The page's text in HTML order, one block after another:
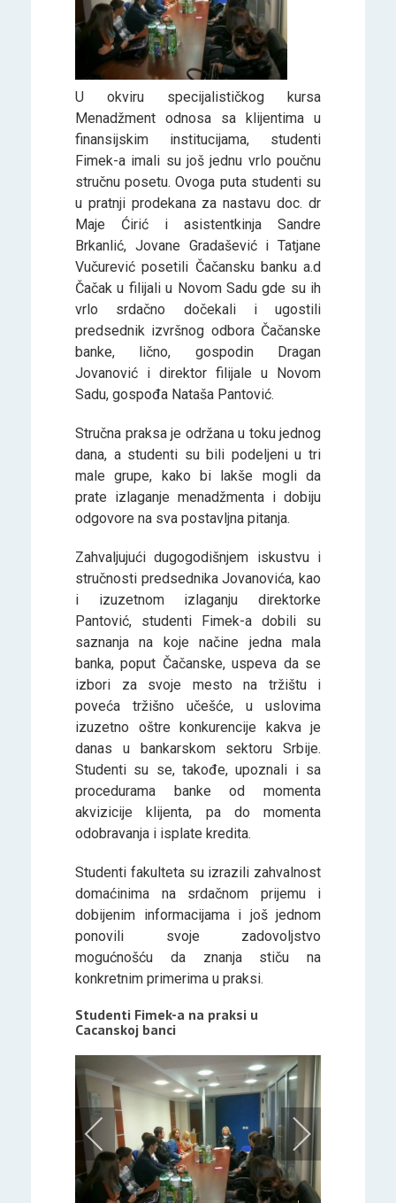
U okviru specijalističkog kursa
Menadžment odnosa sa klijentima u
finansijskim institucijama, studenti
Fimek-a imali su još jednu vrlo poučnu
stručnu posetu. Ovoga puta studenti su
u pratnji prodekana za nastavu doc. dr
Maje Ćirić i asistentkinja Sandre
Brkanlić, Jovane Gradašević i Tatjane
Vučurević posetili Čačansku banku a.d
Čačak u filijali u Novom Sadu gde su ih
vrlo srdačno dočekali i ugostili
predsednik izvršnog odbora Čačanske
banke, lično, gospodin Dragan
Jovanović i direktor filijale u Novom
Sadu, gospođa Nataša Pantović.
Stručna praksa je održana u toku jednog
dana, a studenti su bili podeljeni u tri
male grupe, kako bi lakše mogli da
prate izlaganje menadžmenta i dobiju
odgovore na sva postavljna pitanja.
Zahvaljujući dugogodišnjem iskustvu i
stručnosti predsednika Jovanovića, kao
i izuzetnom izlaganju direktorke
Pantović, studenti Fimek-a dobili su
saznanja na koje načine jedna mala
banka, poput Čačanske, uspeva da se
izbori za svoje mesto na tržištu i
poveća tržišno učešće, u uslovima
izuzetno oštre konkurencije kakva je
danas u bankarskom sektoru Srbije.
Studenti su se, takođe, upoznali i sa
procedurama banke od momenta
akvizicije klijenta, pa do momenta
odobravanja i isplate kredita.
Studenti fakulteta su izrazili zahvalnost
domaćinima na srdačnom prijemu i
dobijenim informacijama i još jednom
ponovili svoje zadovoljstvo
mogućnošću da znanja stiču na
konkretnim primerima u praksi.
Studenti Fimek-a na praksi u
Cacanskoj banci